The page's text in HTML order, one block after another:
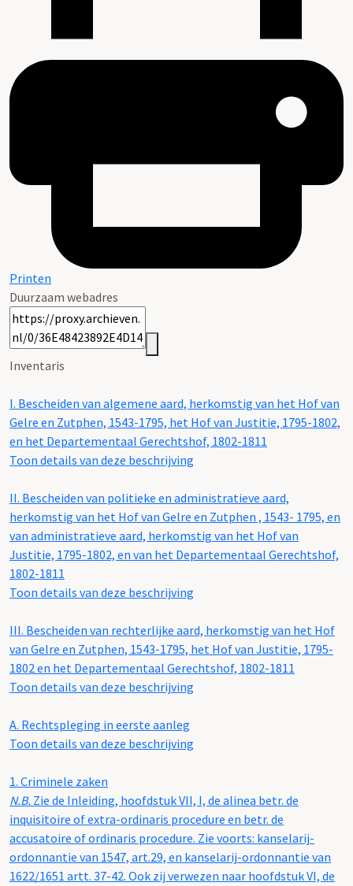
Printen
Duurzaam webadres
Inventaris
I. Bescheiden van algemene aard, herkomstig van het Hof van
Gelre en Zutphen, 1543-1795, het Hof van Justitie, 1795-1802,
en het Departementaal Gerechtshof, 1802-1811
Toon details van deze beschrijving
II. Bescheiden van politieke en administratieve aard,
herkomstig van het Hof van Gelre en Zutphen , 1543- 1795, en
van administratieve aard, herkomstig van het Hof van
Justitie, 1795-1802, en van het Departementaal Gerechtshof,
1802-1811
Toon details van deze beschrijving
III. Bescheiden van rechterlijke aard, herkomstig van het Hof
van Gelre en Zutphen, 1543-1795, het Hof van Justitie, 1795-
1802 en het Departementaal Gerechtshof, 1802-1811
Toon details van deze beschrijving
A. Rechtspleging in eerste aanleg
Toon details van deze beschrijving
1. Criminele zaken
N.B. Zie de Inleiding, hoofdstuk VII, I, de alinea betr. de
inquisitoire of extra-ordinaris procedure en betr. de
accusatoire of ordinaris procedure. Zie voorts: kanselarij-
ordonnantie van 1547, art.29, en kanselarij-ordonnantie van
1622/1651 artt. 37-42. Ook zij verwezen naar hoofdstuk VI, de